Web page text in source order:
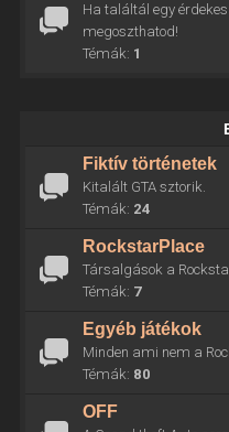
Ha találtál egy
megoszthatod!
Témák: 1
Fiktív történetek
Kitalált GTA sztorik.
Témák: 24
RockstarPlace
Társalgások a
Témák: 7
Egyéb játékok
Minden ami nem a
Témák: 80
OFF